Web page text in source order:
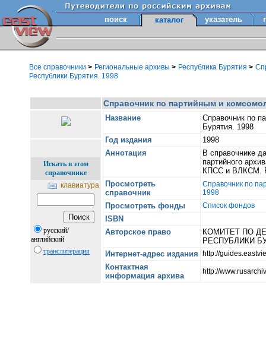
поиск каталог указатель
Все справочники > Региональные архивы > Республика Бурятия >
Республики Бурятия. 1998
Справочник по партийным и
Название
Справочник по
Бурятия. 1998
Год издания
1998
Аннотация
В справочнике
партийного
КПСС и ВЛКСМ.
Просмотреть
справочник
Справочник по
1998
Просмотреть фонды Список фондов
ISBN
Авторское право
КОМИТЕТ ПО
РЕСПУБЛИКИ
Интернет-адрес издания
http://
Контактная
информация архива
http://
Искать в этом
справочнике
клавиатура
русский/
английский
транслитерация